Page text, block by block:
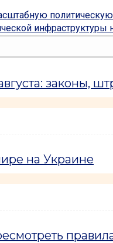
инфраструктуры
законы,
на Украине